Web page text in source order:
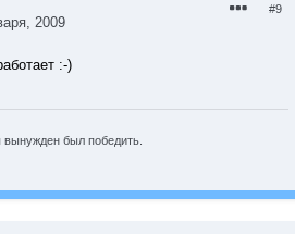
2009
#9
:-)
был победить.